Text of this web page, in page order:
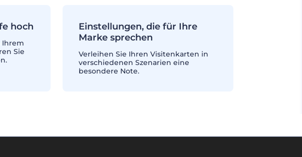
hoch
Ihrem
Sie
Einstellungen, die für Ihre
Marke sprechen
Verleihen Sie Ihren Visitenkarten in
verschiedenen Szenarien eine
besondere Note.